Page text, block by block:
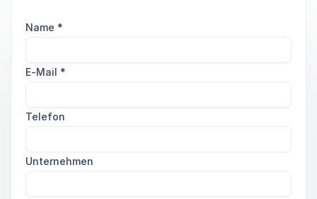
Name *
E-Mail *
Telefon
Unternehmen